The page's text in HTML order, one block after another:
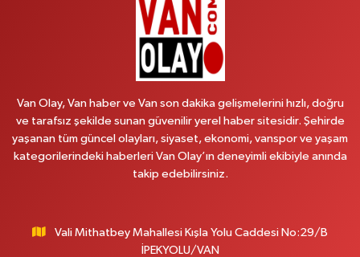
Van Olay, Van haber ve Van son dakika gelişmelerini hızlı, doğru
ve tarafsız şekilde sunan güvenilir yerel haber sitesidir. Şehirde
yaşanan tüm güncel olayları, siyaset, ekonomi, vanspor ve yaşam
kategorilerindeki haberleri Van Olay’ın deneyimli ekibiyle anında
takip edebilirsiniz.
Vali Mithatbey Mahallesi Kışla Yolu Caddesi No:29/B
İPEKYOLU/VAN